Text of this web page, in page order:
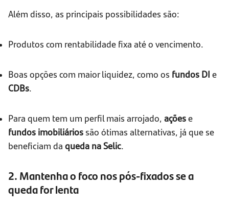
Além disso, as principais possibilidades são:
Produtos com rentabilidade fixa até o vencimento.
Boas opções com maior liquidez, como os fundos DI e
CDBs.
Para quem tem um perfil mais arrojado, açõese
fundos imobiliários são ótimas alternativas, já que se
beneficiam da queda na Selic.
2. Mantenha o foco nos pós-fixados se a
queda for lenta